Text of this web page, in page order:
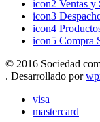
icon2 Ventas y
icon3
icon4
icon5 Compra
© 2016 Sociedad
. Desarrollado por
visa
mastercard